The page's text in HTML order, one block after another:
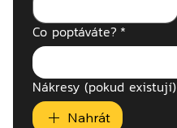
Co poptáváte? *
Nákresy (pokud existují)
Nahrát